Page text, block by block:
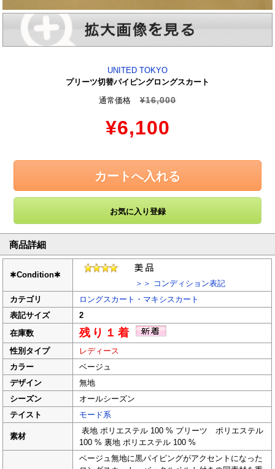
UNITED TOKYO
プリーツ切替パイピングロングスカート
通常価格
¥16,000
¥6,100
カートへ入れる
商品詳細
✱Condition✱
＞＞ コンディション表記
カテゴリ
ロングスカート・マキシスカート
表記サイズ
2
在庫数
残り１着
性別タイプ
レディース
カラー
ベージュ
デザイン
無地
シーズン
オールシーズン
テイスト
モード系
素材
表地 ポリエステル 100 % プリーツ ポリエステル
100 % 裏地 ポリエステル 100 %
ベージュ無地に黒パイピングがアクセントになった